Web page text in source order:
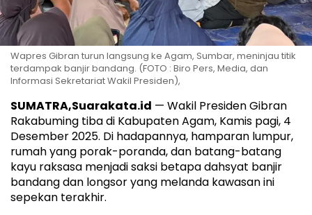
Wapres Gibran turun langsung ke Agam, Sumbar, meninjau titik
terdampak banjir bandang. (FOTO : Biro Pers, Media, dan
Informasi Sekretariat Wakil Presiden),
SUMATRA,Suarakata.id — Wakil Presiden Gibran
Rakabuming tiba di Kabupaten Agam, Kamis pagi, 4
Desember 2025. Di hadapannya, hamparan lumpur,
rumah yang porak-poranda, dan batang-batang
kayu raksasa menjadi saksi betapa dahsyat banjir
bandang dan longsor yang melanda kawasan ini
sepekan terakhir.